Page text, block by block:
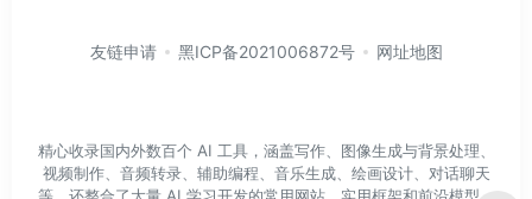
友链申请 黑ICP备2021006872号 网址地图
精心收录国内外数百个 AI 工具，涵盖写作、图像生成与背景处理、
视频制作、音频转录、辅助编程、音乐生成、绘画设计、对话聊天